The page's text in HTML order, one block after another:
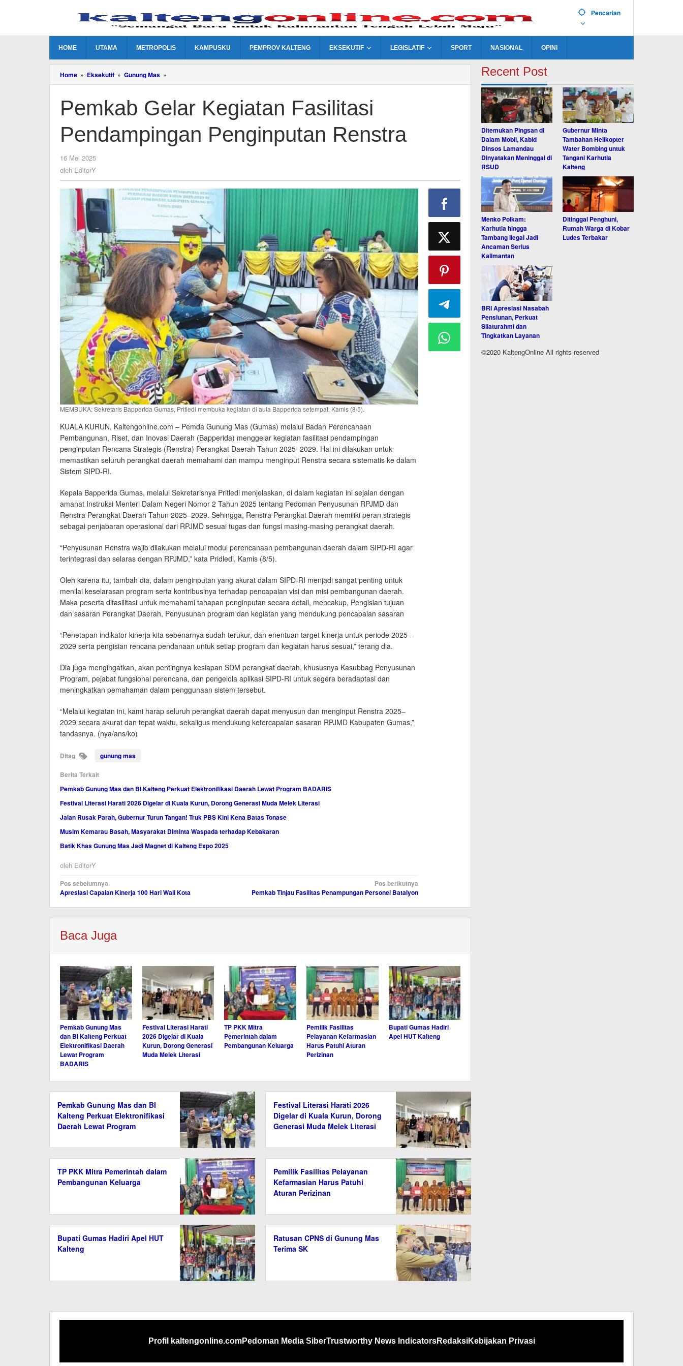
Pencarian
HOME UTAMA METROPOLIS KAMPUSKU PEMPROV KALTENG EKSEKUTIF LEGISLATIF SPORT NASIONAL OPINI
Home » Eksekutif » Gunung Mas »
Gelar
Fasilitasi
Pendampingan
Renstra
Pemkab Gelar Kegiatan Fasilitasi
Pendampingan Penginputan Renstra
16 Mei 2025
oleh EditorY
MEMBUKA: Sekretaris Bapperida Gumas, Pritledi membuka kegiatan di aula Bapperida setempat, Kamis (8/5).
KUALA KURUN, Kaltengonline.com – Pemda Gunung Mas (Gumas) melalui Badan Perencanaan
Pembangunan, Riset, dan Inovasi Daerah (Bapperida) menggelar kegiatan fasilitasi pendampingan
penginputan Rencana Strategis (Renstra) Perangkat Daerah Tahun 2025–2029. Hal ini dilakukan untuk
memastikan seluruh perangkat daerah memahami dan mampu menginput Renstra secara sistematis ke dalam
Sistem SIPD-RI.
Kepala Bapperida Gumas, melalui Sekretarisnya Pritledi menjelaskan, di dalam kegiatan ini sejalan dengan
amanat Instruksi Menteri Dalam Negeri Nomor 2 Tahun 2025 tentang Pedoman Penyusunan RPJMD dan
Renstra Perangkat Daerah Tahun 2025–2029. Sehingga, Renstra Perangkat Daerah memiliki peran strategis
sebagai penjabaran operasional dari RPJMD sesuai tugas dan fungsi masing-masing perangkat daerah.
“Penyusunan Renstra wajib dilakukan melalui modul perencanaan pembangunan daerah dalam SIPD-RI agar
terintegrasi dan selaras dengan RPJMD,” kata Pridledi, Kamis (8/5).
Oleh karena itu, tambah dia, dalam penginputan yang akurat dalam SIPD-RI menjadi sangat penting untuk
menilai keselarasan program serta kontribusinya terhadap pencapaian visi dan misi pembangunan daerah.
Maka peserta difasilitasi untuk memahami tahapan penginputan secara detail, mencakup, Pengisian tujuan
dan sasaran Perangkat Daerah, Penyusunan program dan kegiatan yang mendukung pencapaian sasaran
“Penetapan indikator kinerja kita sebenarnya sudah terukur, dan enentuan target kinerja untuk periode 2025–
2029 serta pengisian rencana pendanaan untuk setiap program dan kegiatan harus sesuai,” terang dia.
Dia juga mengingatkan, akan pentingnya kesiapan SDM perangkat daerah, khususnya Kasubbag Penyusunan
Program, pejabat fungsional perencana, dan pengelola aplikasi SIPD-RI untuk segera beradaptasi dan
meningkatkan pemahaman dalam penggunaan sistem tersebut.
“Melalui kegiatan ini, kami harap seluruh perangkat daerah dapat menyusun dan menginput Renstra 2025–
2029 secara akurat dan tepat waktu, sekaligus mendukung ketercapaian sasaran RPJMD Kabupaten Gumas,”
tandasnya. (nya/ans/ko)
Ditag gunung mas
Berita Terkait
Pemkab Gunung Mas dan BI Kalteng Perkuat Elektronifikasi Daerah Lewat Program BADARIS
Festival Literasi Harati 2026 Digelar di Kuala Kurun, Dorong Generasi Muda Melek Literasi
Jalan Rusak Parah, Gubernur Turun Tangan! Truk PBS Kini Kena Batas Tonase
Musim Kemarau Basah, Masyarakat Diminta Waspada terhadap Kebakaran
Batik Khas Gunung Mas Jadi Magnet di Kalteng Expo 2025
oleh EditorY
Navigasi
pos
Pos sebelumnya
Apresiasi Capaian Kinerja 100 Hari Wali Kota
Pos berikutnya
Pemkab Tinjau Fasilitas Penampungan Personel Batalyon
Baca Juga
Pemkab Gunung Mas
dan BI Kalteng Perkuat
Elektronifikasi Daerah
Lewat Program
BADARIS
Festival Literasi Harati
2026 Digelar di Kuala
Kurun, Dorong Generasi
Muda Melek Literasi
TP PKK Mitra
Pemerintah dalam
Pembangunan Keluarga
Pemilik Fasilitas
Pelayanan Kefarmasian
Harus Patuhi Aturan
Perizinan
Bupati Gumas Hadiri
Apel HUT Kalteng
Pemkab Gunung Mas dan BI
Kalteng Perkuat Elektronifikasi
Daerah Lewat Program
Festival Literasi Harati 2026
Digelar di Kuala Kurun, Dorong
Generasi Muda Melek Literasi
TP PKK Mitra Pemerintah dalam
Pembangunan Keluarga
Pemilik Fasilitas Pelayanan
Kefarmasian Harus Patuhi
Aturan Perizinan
Bupati Gumas Hadiri Apel HUT
Kalteng
Ratusan CPNS di Gunung Mas
Terima SK
Recent Post
Ditemukan Pingsan di
Dalam Mobil, Kabid
Dinsos Lamandau
Dinyatakan Meninggal di
RSUD
Gubernur Minta
Tambahan Helikopter
Water Bombing untuk
Tangani Karhutla
Kalteng
Menko Polkam:
Karhutla hingga
Tambang Ilegal Jadi
Ancaman Serius
Kalimantan
Ditinggal Penghuni,
Rumah Warga di Kobar
Ludes Terbakar
BRI Apresiasi Nasabah
Pensiunan, Perkuat
Silaturahmi dan
Tingkatkan Layanan
©2020 KaltengOnline All rights reserved
Profil kaltengonline.comPedoman Media SiberTrustworthy News IndicatorsRedaksiKebijakan Privasi